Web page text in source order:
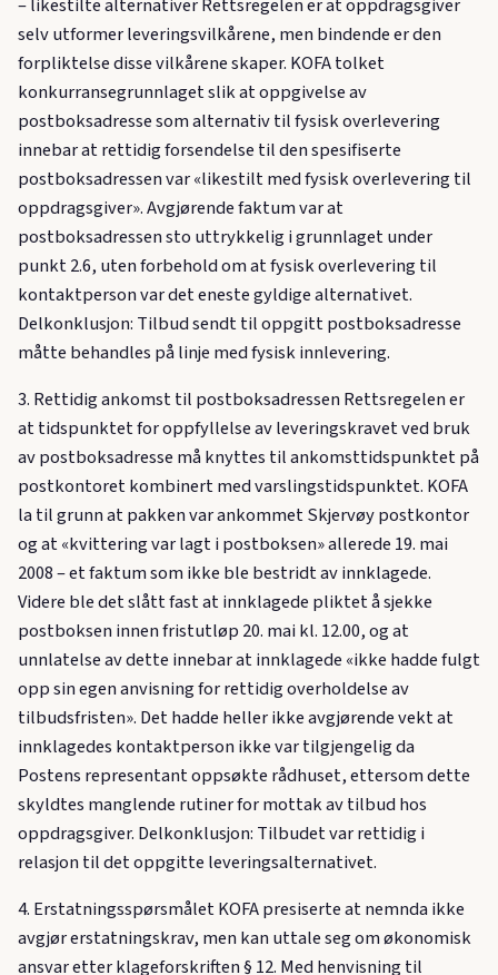
– likestilte alternativer Rettsregelen er at oppdragsgiver
selv utformer leveringsvilkårene, men bindende er den
forpliktelse disse vilkårene skaper. KOFA tolket
konkurransegrunnlaget slik at oppgivelse av
postboksadresse som alternativ til fysisk overlevering
innebar at rettidig forsendelse til den spesifiserte
postboksadressen var «likestilt med fysisk overlevering til
oppdragsgiver». Avgjørende faktum var at
postboksadressen sto uttrykkelig i grunnlaget under
punkt 2.6, uten forbehold om at fysisk overlevering til
kontaktperson var det eneste gyldige alternativet.
Delkonklusjon: Tilbud sendt til oppgitt postboksadresse
måtte behandles på linje med fysisk innlevering.
3. Rettidig ankomst til postboksadressen Rettsregelen er
at tidspunktet for oppfyllelse av leveringskravet ved bruk
av postboksadresse må knyttes til ankomsttidspunktet på
postkontoret kombinert med varslingstidspunktet. KOFA
la til grunn at pakken var ankommet Skjervøy postkontor
og at «kvittering var lagt i postboksen» allerede 19. mai
2008 – et faktum som ikke ble bestridt av innklagede.
Videre ble det slått fast at innklagede pliktet å sjekke
postboksen innen fristutløp 20. mai kl. 12.00, og at
unnlatelse av dette innebar at innklagede «ikke hadde fulgt
opp sin egen anvisning for rettidig overholdelse av
tilbudsfristen». Det hadde heller ikke avgjørende vekt at
innklagedes kontaktperson ikke var tilgjengelig da
Postens representant oppsøkte rådhuset, ettersom dette
skyldtes manglende rutiner for mottak av tilbud hos
oppdragsgiver. Delkonklusjon: Tilbudet var rettidig i
relasjon til det oppgitte leveringsalternativet.
4. Erstatningsspørsmålet KOFA presiserte at nemnda ikke
avgjør erstatningskrav, men kan uttale seg om økonomisk
ansvar etter klageforskriften § 12. Med henvisning til